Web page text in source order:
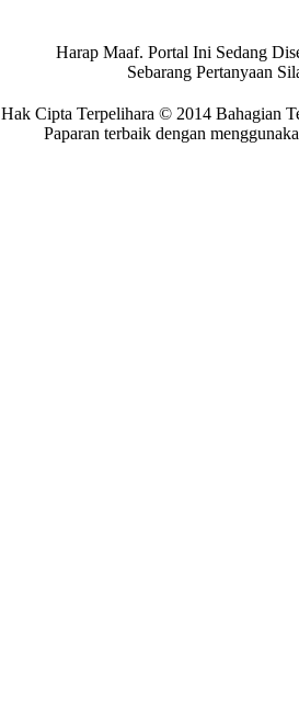
Harap Maaf. Portal Ini Sedang
Sebarang Pertanyaan
Hak Cipta Terpelihara © 2014 Bahagian
Paparan terbaik dengan